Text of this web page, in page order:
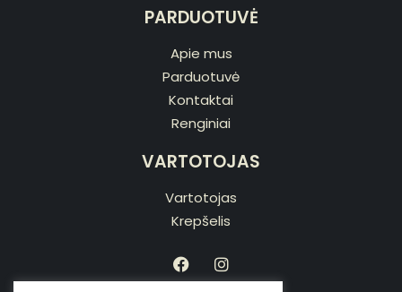
PARDUOTUVĖ
Apie mus
Parduotuvė
Kontaktai
Renginiai
VARTOTOJAS
Vartotojas
Krepšelis